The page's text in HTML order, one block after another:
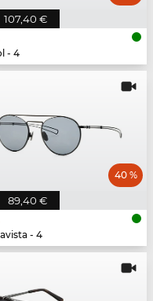
107,40 €
- 4
89,40 €
40 %
- 4